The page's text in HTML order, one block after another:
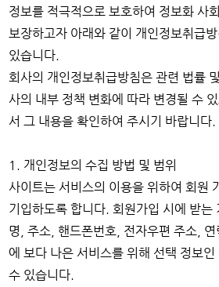
정보를 적극적으로 보호하여 정보화 사
보장하고자 아래와 같이 개인정보취급
있습니다.
회사의 개인정보취급방침은 관련 법률
사의 내부 정책 변화에 따라 변경될 수
서 그 내용을 확인하여 주시기 바랍니다.
1. 개인정보의 수집 방법 및 범위
사이트는 서비스의 이용을 위하여 회원
기입하도록 합니다. 회원가입 시에 받는
명, 주소, 핸드폰번호, 전자우편 주소, 연
에 보다 나은 서비스를 위해 선택 정보
수 있습니다.